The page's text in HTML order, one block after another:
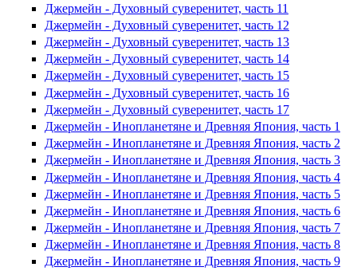
Джермейн - Духовный суверенитет, часть 11
Джермейн - Духовный суверенитет, часть 12
Джермейн - Духовный суверенитет, часть 13
Джермейн - Духовный суверенитет, часть 14
Джермейн - Духовный суверенитет, часть 15
Джермейн - Духовный суверенитет, часть 16
Джермейн - Духовный суверенитет, часть 17
Джермейн - Инопланетяне и Древняя Япония, часть 1
Джермейн - Инопланетяне и Древняя Япония, часть 2
Джермейн - Инопланетяне и Древняя Япония, часть 3
Джермейн - Инопланетяне и Древняя Япония, часть 4
Джермейн - Инопланетяне и Древняя Япония, часть 5
Джермейн - Инопланетяне и Древняя Япония, часть 6
Джермейн - Инопланетяне и Древняя Япония, часть 7
Джермейн - Инопланетяне и Древняя Япония, часть 8
Джермейн - Инопланетяне и Древняя Япония, часть 9